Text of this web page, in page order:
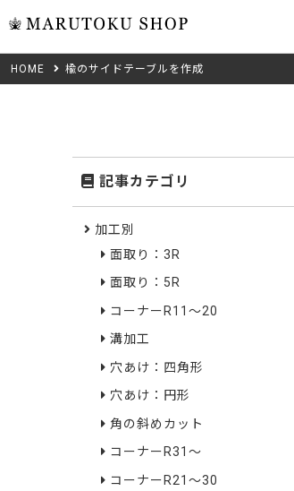
Category
カテゴリから選ぶ
Wood Type
木材の種類から選ぶ
HOME 楡のサイドテーブルを作成
記事カテゴリ
加工別
面取り：3R
面取り：5R
コーナーR11～20
溝加工
穴あけ：四角形
穴あけ：円形
角の斜めカット
コーナーR31～
コーナーR21～30